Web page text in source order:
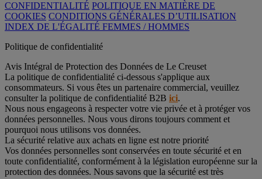
CONFIDENTIALITÉ POLITIQUE EN MATIÈRE DE
COOKIES CONDITIONS GÉNÉRALES D’UTILISATION
INDEX DE L'ÉGALITÉ FEMMES / HOMMES
Politique de confidentialité
Avis Intégral de Protection des Données de Le Creuset
La politique de confidentialité ci-dessous s'applique aux
consommateurs. Si vous êtes un partenaire commercial, veuillez
consulter la politique de confidentialité B2B ici.
Nous nous engageons à respecter votre vie privée et à protéger vos
données personnelles. Nous vous dirons toujours comment et
pourquoi nous utilisons vos données.
La sécurité relative aux achats en ligne est notre priorité
Vos données personnelles sont conservées en toute sécurité et en
toute confidentialité, conformément à la législation européenne sur la
protection des données. Nous savons que la sécurité est très